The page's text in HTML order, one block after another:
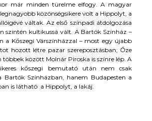
már minden türelme elfogy. A magyar
közönségsikere volt a Hippolyt, a
váltak. Az első színpadi átdolgozása
szintén kultikussá vált. A Bartók Színház –
a Kőszegi Várszínházzal – most egy újabb
hozott létre pazar szereposztásban; Őze
többek között Molnár Piroska is színre lép. A
kőszegi bemutató után nem csak
Bartók Színházban, hanem Budapesten a
is látható a Hippolyt, a lakáj.